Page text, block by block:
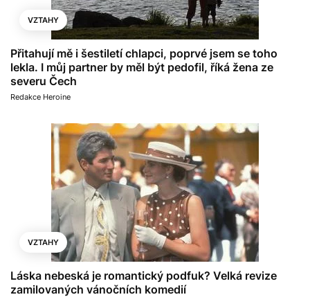
VZTAHY
Přitahují mě i šestiletí chlapci, poprvé jsem se toho
lekla. I můj partner by měl být pedofil, říká žena ze
severu Čech
Redakce Heroine
VZTAHY
Láska nebeská je romantický podfuk? Velká revize
zamilovaných vánočních komedií